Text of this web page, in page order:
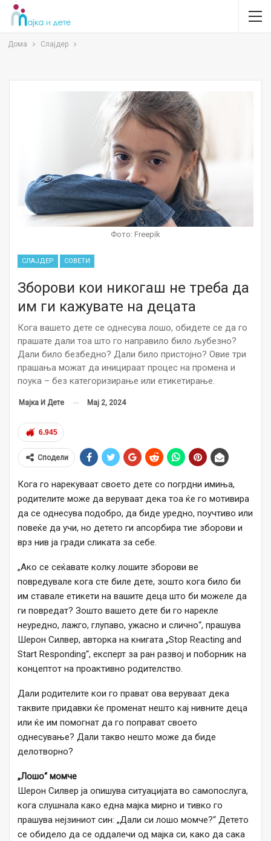
Дома Слајдер
Фото: Freepik
СЛАЈДЕР СОВЕТИ
Зборови кои никогаш не треба да
им ги кажувате на децата
Кога вашето дете се однесува лошо, обидете се да го
прашате дали тоа што го направило било љубезно?
Дали било безбедно? Дали било пристојно? Овие три
прашања можат да иницираат процес на промена и
поука – без категоризирање или етикетирање.
Мајка И Дете Мај 2, 2024
6.945
Сподели
Кога го нарекуваат своето дете со погрдни имиња,
родителите може да веруваат дека тоа ќе гo мотивира
да се однесува подобро, да бидe уреднo, поучтивo или
повеќе да учи, но детето ги апсорбира тие зборови и
врз нив ја гради сликата за себе.
„Ако се сеќавате колку лошите зборови ве
повредувале кога сте биле дете, зошто кога било би
им ставале етикети на вашите деца што би можеле да
ги повредат? Зошто вашето дете би го нарекле
неуредно, лажго, глупаво, ужасно и слично“, прашува
Шерон Силвер, авторка на книгата „Stop Reacting and
Start Responding“, експерт за ран развој и поборник на
концептот на проактивно родителство.
Дали родителите кои го прават ова веруваат дека
таквите придавки ќе променат нешто кај нивните деца
или ќе им помогнат да го поправат своето
однесување? Дали такво нешто може да биде
делотворно?
„Лошо“ момче
Шерон Силвер ја опишува ситуацијата во самопослуга,
кога слушнала како една мајка мирно и тивко го
прашува нејзиниот син: „Дали си лошо момче?“ Детето
се обидело да се оддалечи од мајка си, како да сака